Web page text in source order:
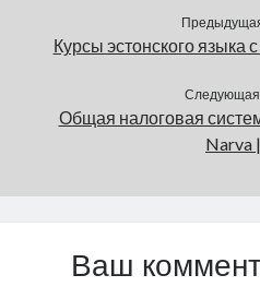
Курсы эстонского языка
Следующая
Общая налоговая
Narva
Ваш